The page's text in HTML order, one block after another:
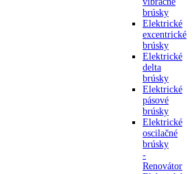
brúsky
Elektrické
excentrické
brúsky
Elektrické
delta
brúsky
Elektrické
pásové
brúsky
Elektrické
oscilačné
brúsky
-
Renovátor